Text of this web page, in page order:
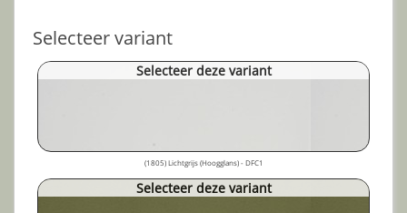
Selecteer variant
Selecteer deze variant
(1805) Lichtgrijs (Hoogglans) - DFC1
Selecteer deze variant